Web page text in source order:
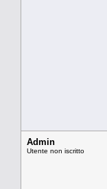
Admin
Utente non iscritto